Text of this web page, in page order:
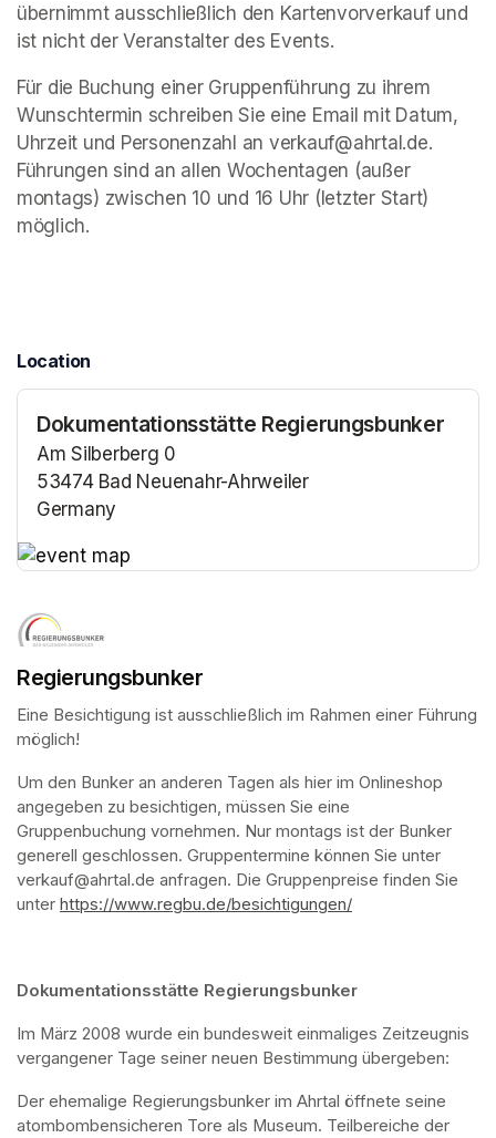
übernimmt ausschließlich den Kartenvorverkauf und
ist nicht der Veranstalter des Events.
Für die Buchung einer Gruppenführung zu ihrem
Wunschtermin schreiben Sie eine Email mit Datum,
Uhrzeit und Personenzahl an verkauf@ahrtal.de.
Führungen sind an allen Wochentagen (außer
montags) zwischen 10 und 16 Uhr (letzter Start)
möglich.
Location
Dokumentationsstätte Regierungsbunker
Am Silberberg 0
53474 Bad Neuenahr-Ahrweiler
Germany
Regierungsbunker
Eine Besichtigung ist ausschließlich im Rahmen einer Führung
möglich!
Um den Bunker an anderen Tagen als hier im Onlineshop
angegeben zu besichtigen, müssen Sie eine
Gruppenbuchung vornehmen. Nur montags ist der Bunker
generell geschlossen. Gruppentermine können Sie unter
verkauf@ahrtal.de anfragen. Die Gruppenpreise finden Sie
unter https://www.regbu.de/besichtigungen/
Dokumentationsstätte Regierungsbunker
Im März 2008 wurde ein bundesweit einmaliges Zeitzeugnis
vergangener Tage seiner neuen Bestimmung übergeben:
Der ehemalige Regierungsbunker im Ahrtal öffnete seine
atombombensicheren Tore als Museum. Teilbereiche der